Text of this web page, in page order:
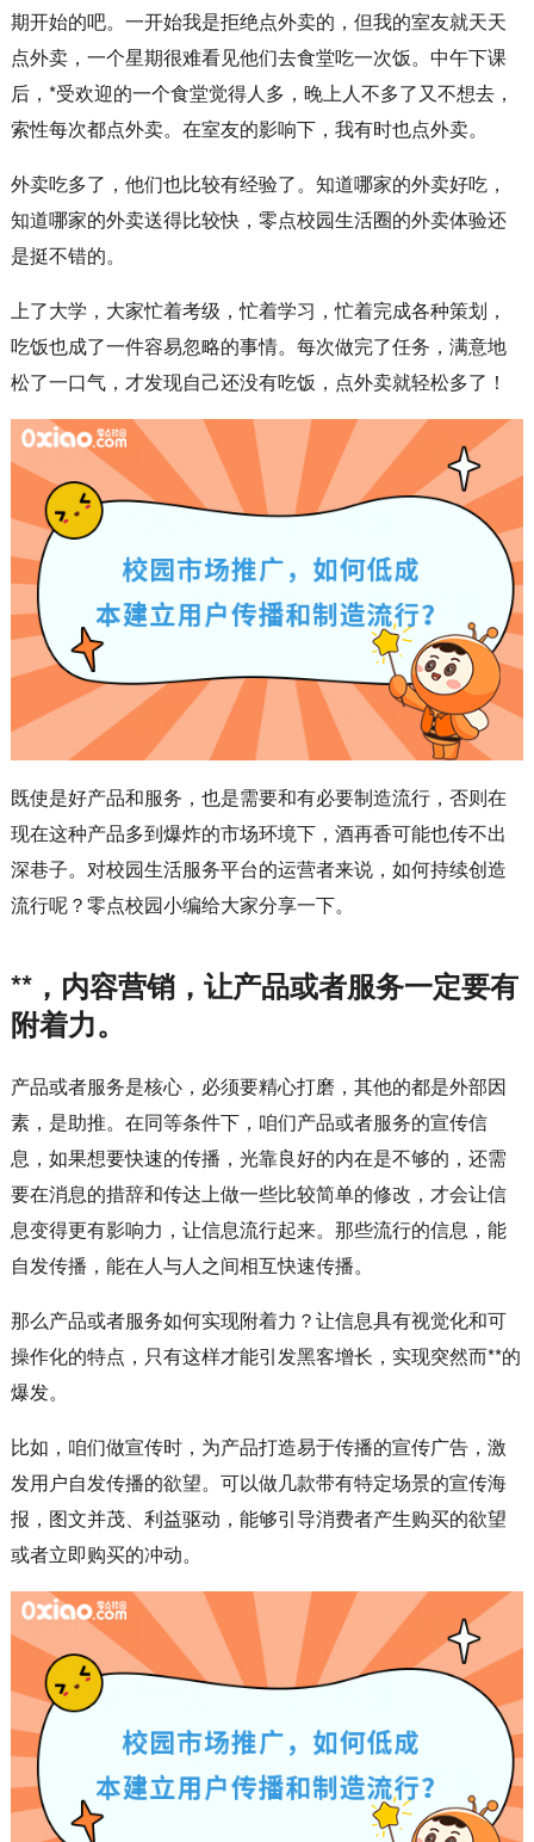
期开始的吧。一开始我是拒绝点外卖的，但我的室友就天天
点外卖，一个星期很难看见他们去食堂吃一次饭。中午下课
后，*受欢迎的一个食堂觉得人多，晚上人不多了又不想去，
索性每次都点外卖。在室友的影响下，我有时也点外卖。
外卖吃多了，他们也比较有经验了。知道哪家的外卖好吃，
知道哪家的外卖送得比较快，零点校园生活圈的外卖体验还
是挺不错的。
上了大学，大家忙着考级，忙着学习，忙着完成各种策划，
吃饭也成了一件容易忽略的事情。每次做完了任务，满意地
松了一口气，才发现自己还没有吃饭，点外卖就轻松多了！
既使是好产品和服务，也是需要和有必要制造流行，否则在
现在这种产品多到爆炸的市场环境下，酒再香可能也传不出
深巷子。对校园生活服务平台的运营者来说，如何持续创造
流行呢？零点校园小编给大家分享一下。
**，内容营销，让产品或者服务一定要有
附着力。
产品或者服务是核心，必须要精心打磨，其他的都是外部因
素，是助推。在同等条件下，咱们产品或者服务的宣传信
息，如果想要快速的传播，光靠良好的内在是不够的，还需
要在消息的措辞和传达上做一些比较简单的修改，才会让信
息变得更有影响力，让信息流行起来。那些流行的信息，能
自发传播，能在人与人之间相互快速传播。
那么产品或者服务如何实现附着力？让信息具有视觉化和可
操作化的特点，只有这样才能引发黑客增长，实现突然而**的
爆发。
比如，咱们做宣传时，为产品打造易于传播的宣传广告，激
发用户自发传播的欲望。可以做几款带有特定场景的宣传海
报，图文并茂、利益驱动，能够引导消费者产生购买的欲望
或者立即购买的冲动。